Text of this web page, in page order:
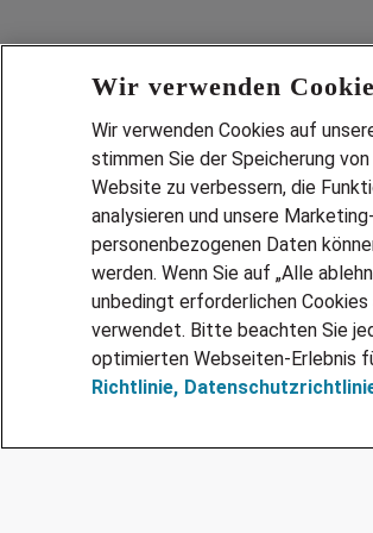
Wir verwenden
Wir verwenden Cookies auf
stimmen Sie der Speicherung
Website zu verbessern, die
analysieren und unsere
personenbezogenen Daten
werden. Wenn Sie auf „Alle
unbedingt erforderlichen Cookies
verwendet. Bitte beachten Sie
optimierten Webseiten-Erlebnis
Richtlinie,